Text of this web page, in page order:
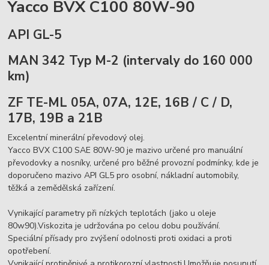
Yacco BVX C100 80W-90
API GL-5
MAN 342 Typ M-2 (intervaly do 160 000
km)
ZF TE-ML 05A, 07A, 12E, 16B / C / D,
17B, 19B a 21B
Excelentní minerální převodový olej.
Yacco BVX C100 SAE 80W-90 je mazivo určené pro manuální
převodovky a nosníky, určené pro běžné provozní podmínky, kde je
doporučeno mazivo API GL5 pro osobní, nákladní automobily,
těžká a zemědělská zařízení.
Vynikající parametry při nízkých teplotách (jako u oleje
80w90).Viskozita je udržována po celou dobu používání.
Speciální přísady pro zvýšení odolnosti proti oxidaci a proti
opotřebení.